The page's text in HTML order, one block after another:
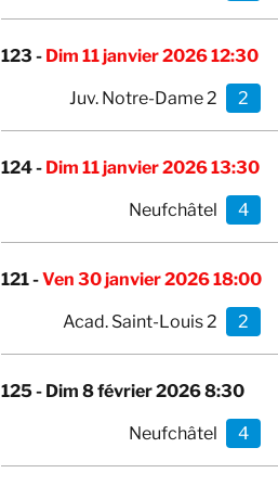
123 - Dim 11 janvier 2026 12:30
Juv. Notre-Dame 2 2
124 - Dim 11 janvier 2026 13:30
Neufchâtel 4
121 -Ven 30 janvier 2026 18:00
Acad. Saint-Louis 2 2
125 - Dim 8 février 2026 8:30
Neufchâtel 4